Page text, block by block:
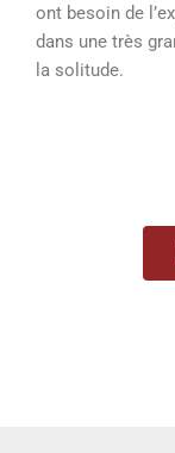
ont besoin de
dans une très
la solitude.